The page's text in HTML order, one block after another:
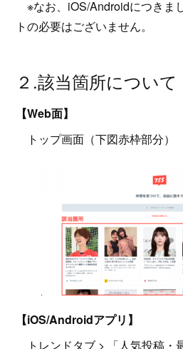
※なお、iOS/Androidにつきま
トの必要はございません。
２.該当箇所について
【Web面】
トップ画面（下図赤枠部分）
【iOS/Androidアプリ】
トレンドタブ > 「人気投稿・